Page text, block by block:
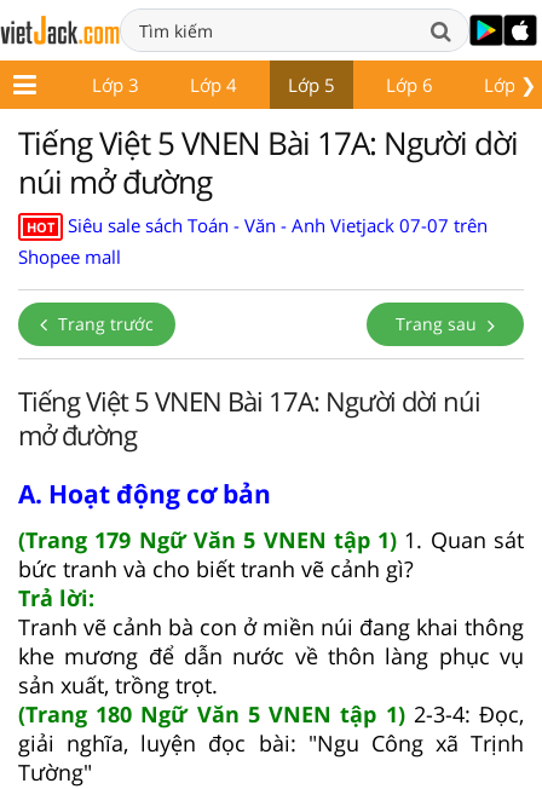
❯
2 Lớp 3 Lớp 4 Lớp 5 Lớp 6 Lớp 7
Tiếng Việt 5 VNEN Bài 17A: Người dời
núi mở đường
HOT
Siêu sale sách Toán - Văn - Anh Vietjack 07-07 trên
Shopee mall
Trang trước Trang sau
Tiếng Việt 5 VNEN Bài 17A: Người dời núi
mở đường
A. Hoạt động cơ bản
(Trang 179 Ngữ Văn 5 VNEN tập 1) 1. Quan sát
bức tranh và cho biết tranh vẽ cảnh gì?
Trả lời:
Tranh vẽ cảnh bà con ở miền núi đang khai thông
khe mương để dẫn nước về thôn làng phục vụ
sản xuất, trồng trọt.
(Trang 180 Ngữ Văn 5 VNEN tập 1)2-3-4: Đọc,
giải nghĩa, luyện đọc bài: "Ngu Công xã Trịnh
Tường"